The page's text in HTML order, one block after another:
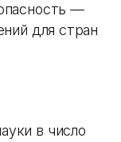
—
для стран
в число